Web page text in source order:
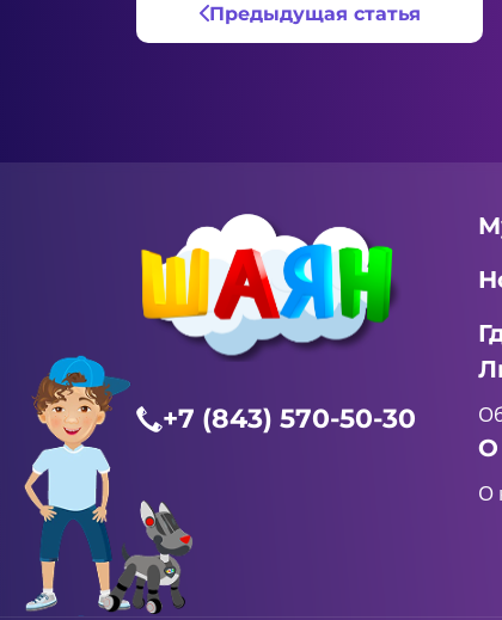
Предыдущая статья
+7 (843) 570-50-30
О
О